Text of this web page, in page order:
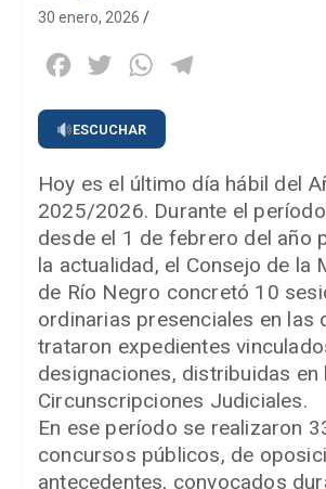
30 enero, 2026
Facebook
Twitter WhatsApp
ESCUCHAR
Hoy es el último día hábil del
2025/2026. Durante el
desde el 1 de febrero del año
la actualidad, el Consejo de la
de Río Negro concretó 10
ordinarias presenciales en las
trataron expedientes
designaciones, distribuidas en
Circunscripciones Judiciales.
En ese período se realizaron
concursos públicos, de
antecedentes, convocados